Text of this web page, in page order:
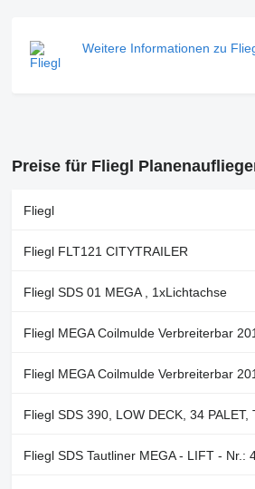
Weitere Informationen zu
Preise für Fliegl
Fliegl
Fliegl FLT121 CITYTRAILER
Fliegl SDS 01 MEGA , 1xLichtachse
Fliegl MEGA Coilmulde Verbreiterbar
Fliegl MEGA Coilmulde Verbreiterbar
Fliegl SDS 390, LOW DECK, 34
Fliegl SDS Tautliner MEGA - LIFT - Nr.: